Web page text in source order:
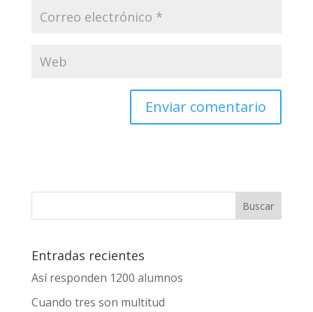
Enviar comentario
Entradas recientes
Así responden 1200 alumnos
Cuando tres son multitud